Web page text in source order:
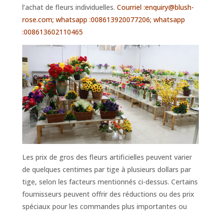
l’achat de fleurs individuelles. Courriel :enquiry@blush-
rose.com; whatsapp :008613920077206; whatsapp
:008613602110465
Les prix de gros des fleurs artificielles peuvent varier
de quelques centimes par tige à plusieurs dollars par
tige, selon les facteurs mentionnés ci-dessus. Certains
fournisseurs peuvent offrir des réductions ou des prix
spéciaux pour les commandes plus importantes ou